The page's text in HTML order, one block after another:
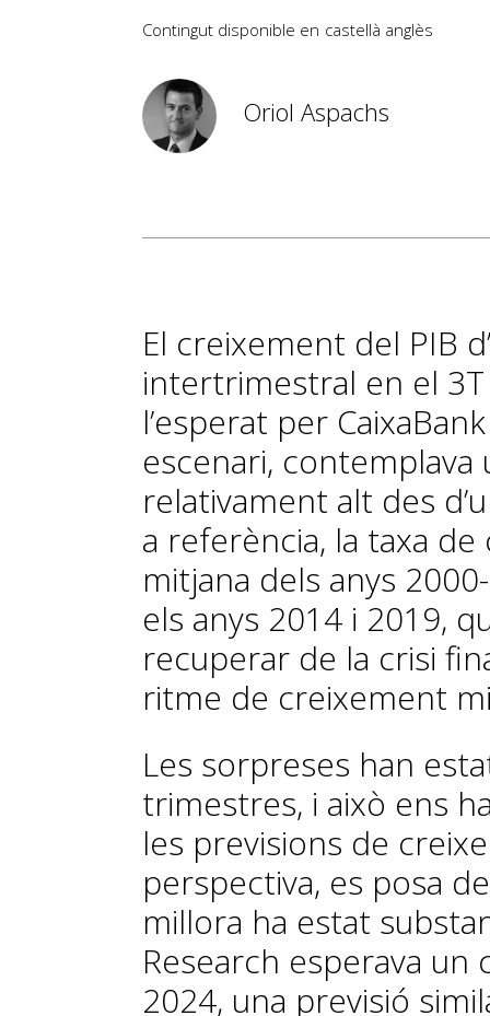
Contingut disponible en castellà anglès
Oriol Aspachs
El creixement del PIB
intertrimestral en el
l’esperat per
escenari, contemplava
relativament alt des
a referència, la taxa
mitjana dels anys
els anys 2014 i 2019,
recuperar de la crisi
ritme de creixement
Les sorpreses han
trimestres, i això ens
les previsions de
perspectiva, es posa
millora ha estat
Research esperava un
2024, una previsió